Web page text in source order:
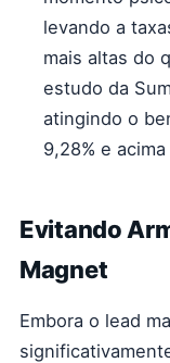
levando a
mais altas do
estudo da
atingindo o
9,28% e
Evitando
Magnet
Embora o lead